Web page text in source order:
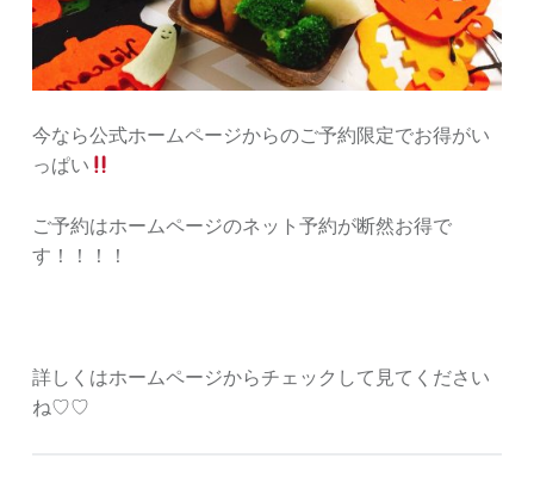
今なら公式ホームページからのご予約限定でお得がい
っぱい
ご予約はホームページのネット予約が断然お得で
す！！！！
詳しくはホームページからチェックして見てください
ね♡♡